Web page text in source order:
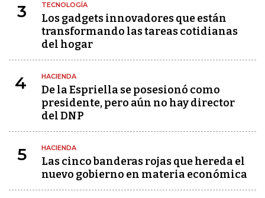
3 TECNOLOGÍA
Los gadgets innovadores que están
transformando las tareas cotidianas
del hogar
4 HACIENDA
De la Espriella se posesionó como
presidente, pero aún no hay director
del DNP
5 HACIENDA
Las cinco banderas rojas que hereda el
nuevo gobierno en materia económica